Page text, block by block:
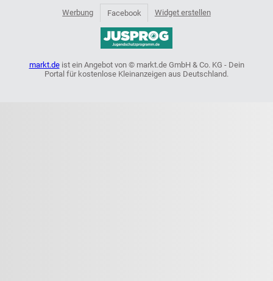
Werbung
Facebook Widget erstellen
markt.deist ein Angebot von © markt.de GmbH & Co. KG - Dein
Portal für kostenlose Kleinanzeigen aus Deutschland.